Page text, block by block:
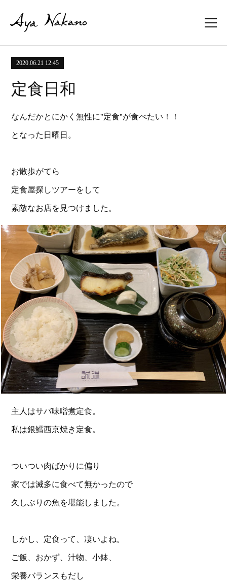
2020.06.21 12:45
定食日和
なんだかとにかく無性に"定食"が食べたい！！
となった日曜日。
お散歩がてら
定食屋探しツアーをして
素敵なお店を見つけました。
主人はサバ味噌煮定食。
私は銀鱈西京焼き定食。
ついつい肉ばかりに偏り
家では滅多に食べて無かったので
久しぶりの魚を堪能しました。
しかし、定食って、凄いよね。
ご飯、おかず、汁物、小鉢、
栄養バランスもだし